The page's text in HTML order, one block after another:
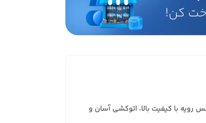
طراحی سبک و قابل حمل. جنس رویه با کیفیت بالا، اتوکشی آسان و